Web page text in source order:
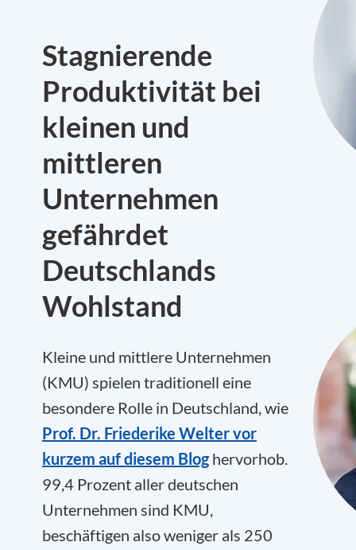
Stagnierende
Produktivität bei
kleinen und
mittleren
Unternehmen
gefährdet
Deutschlands
Wohlstand
Kleine und mittlere Unternehmen
(KMU) spielen traditionell eine
besondere Rolle in Deutschland, wie
Prof. Dr. Friederike Welter vor
kurzem auf diesem Bloghervorhob.
99,4 Prozent aller deutschen
Unternehmen sind KMU,
beschäftigen also weniger als 250